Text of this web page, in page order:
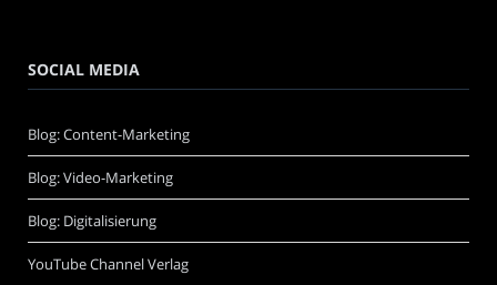
SOCIAL MEDIA
Blog: Content-Marketing
Blog: Video-Marketing
Blog: Digitalisierung
YouTube Channel Verlag